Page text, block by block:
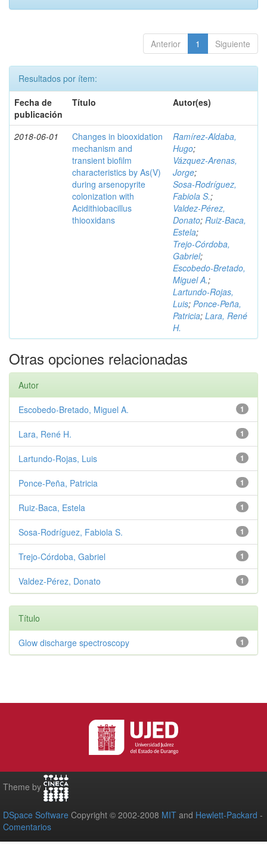
Anterior 1 Siguiente
Resultados por ítem:
Fecha de
publicación
Título Autor(es)
2018-06-01
Changes in biooxidation
mechanism and
transient biofilm
characteristics by As(V)
during arsenopyrite
colonization with
Acidithiobacillus
thiooxidans
Ramírez‑Aldaba,
Hugo;
Vázquez‑Arenas,
Jorge;
Sosa‑Rodríguez,
Fabiola S.;
Valdez‑Pérez,
Donato; Ruiz‑Baca,
Estela;
Trejo‑Córdoba,
Gabriel;
Escobedo‑Bretado,
Miguel A.;
Lartundo‑Rojas,
Luis; Ponce‑Peña,
Patricia; Lara, René
H.
Otras opciones relacionadas
Autor
1
Escobedo‑Bretado, Miguel A.
1
Lara, René H.
1
Lartundo‑Rojas, Luis
1
Ponce‑Peña, Patricia
1
Ruiz‑Baca, Estela
1
Sosa‑Rodríguez, Fabiola S.
1
Trejo‑Córdoba, Gabriel
1
Valdez‑Pérez, Donato
Título
1
Glow discharge spectroscopy
Theme by
DSpace Software Copyright © 2002-2008 MIT and Hewlett-Packard -
Comentarios